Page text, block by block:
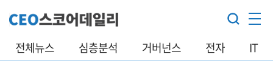
전체뉴스 심층분석 거버넌스 전자 IT